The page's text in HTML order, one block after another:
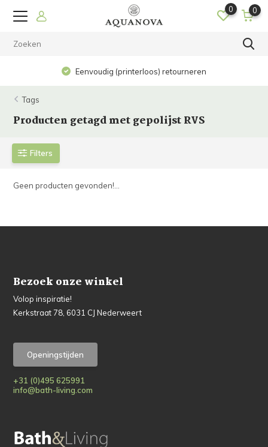
0 0
Eenvoudig (printerloos) retourneren
Tags
Producten getagd met gepolijst RVS
Filters
Geen producten gevonden!...
Bezoek onze winkel
Volop inspiratie!
Kerkstraat 78, 6031 CJ Nederweert
Openingstijden
+31 (0)495 625991
info@bath-living.com